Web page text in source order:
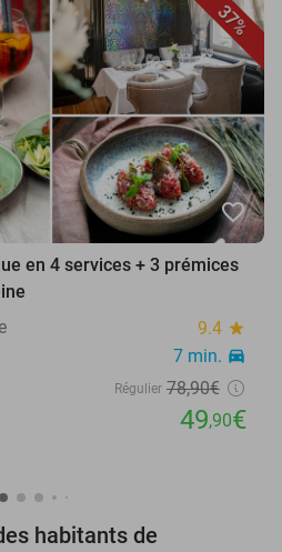
37%
favorite_border
en 4 services + 3 prémices
9.4 star
7 min. directions_car
Régulier 78,90€
49,90€
habitants de